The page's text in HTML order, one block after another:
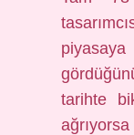
tarihte